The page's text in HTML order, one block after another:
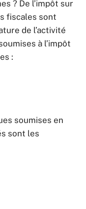
? De l’impôt sur
fiscales sont
de l’activité
à l’impôt
:
soumises en
sont les